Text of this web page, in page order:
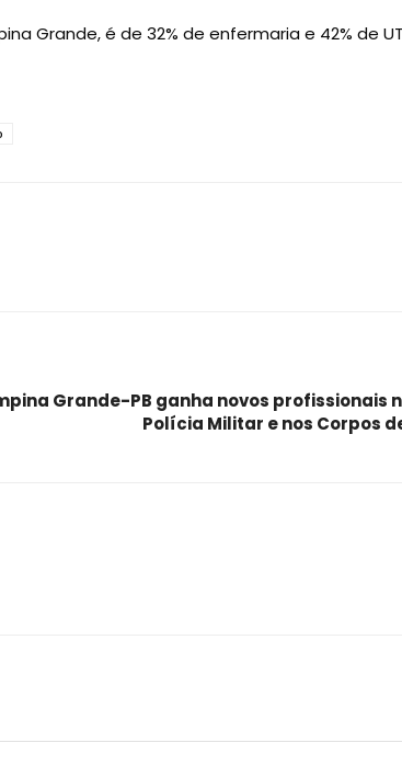
Grande, é de 32% de enfermaria e 42% de
Grande-PB ganha novos profissionais
Polícia Militar e nos Corpos